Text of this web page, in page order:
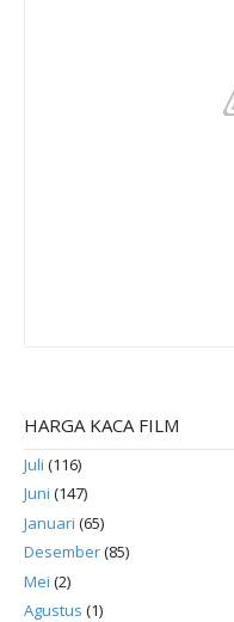
HARGA KACA FILM
Juli (116)
Juni (147)
Januari (65)
Desember(85)
Mei (2)
Agustus (1)